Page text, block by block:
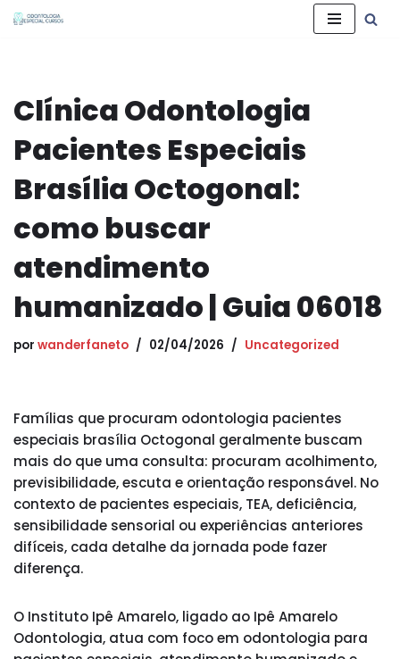
conteúdo
Clínica Odontologia
Pacientes Especiais
Brasília Octogonal:
como buscar
atendimento
humanizado | Guia 06018
por wanderfaneto 02/04/2026 Uncategorized
Famílias que procuram odontologia pacientes
especiais brasília Octogonal geralmente buscam
mais do que uma consulta: procuram acolhimento,
previsibilidade, escuta e orientação responsável. No
contexto de pacientes especiais, TEA, deficiência,
sensibilidade sensorial ou experiências anteriores
difíceis, cada detalhe da jornada pode fazer
diferença.
O Instituto Ipê Amarelo, ligado ao Ipê Amarelo
Odontologia, atua com foco em odontologia para